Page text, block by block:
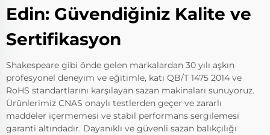
Edin: Güvendiğiniz Kalite ve
Sertifikasyon
Shakespeare gibi önde gelen markalardan 30 yılı aşkın
profesyonel deneyim ve eğitimle, katı QB/T 1475 2014 ve
RoHS standartlarını karşılayan sazan makinaları sunuyoruz.
Ürünlerimiz CNAS onaylı testlerden geçer ve zararlı
maddeler içermemesi ve stabil performans sergilemesi
garanti altındadır. Dayanıklı ve güvenli sazan balıkçılığı